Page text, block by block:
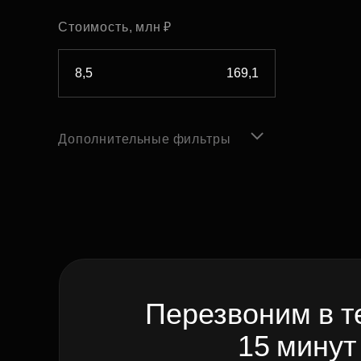
Стоимость, млн ₽
Дополнительные фильтры
Перезвоним в
15 минут